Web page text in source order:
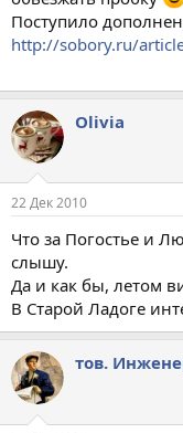
Поступило
http://sobory.ru/
Olivia
22 Дек 2010
Что за Погостье и
слышу.
Да и как бы, летом
В Старой Ладоге
тов.